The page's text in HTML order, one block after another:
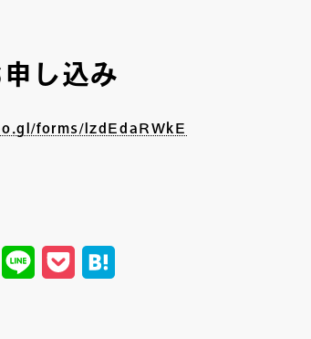
し込み
forms/lzdEdaRWkE
TwitterLine Pocket